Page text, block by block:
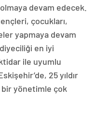
devam edecek.
çocukları,
yapmaya devam
en iyi
ile uyumlu
25 yıldır
bir yönetimle çok